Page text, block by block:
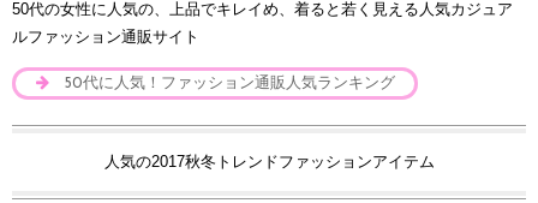
50代の女性に人気の、上品でキレイめ、着ると若く見える人気カジュア
ルファッション通販サイト
50代に人気！ファッション通販人気ランキング
人気の2017秋冬トレンドファッションアイテム